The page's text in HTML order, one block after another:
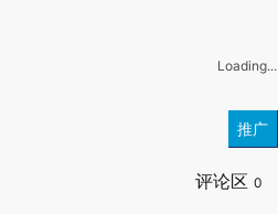
Loading...
推广
评论区 0